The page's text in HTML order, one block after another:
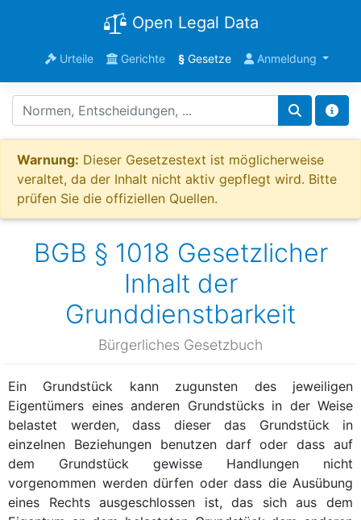
Open Legal Data
Urteile Gerichte §Gesetze Anmeldung
Warnung: Dieser Gesetzestext ist möglicherweise
veraltet, da der Inhalt nicht aktiv gepflegt wird. Bitte
prüfen Sie die offiziellen Quellen.
BGB § 1018 Gesetzlicher
Inhalt der
Grunddienstbarkeit
Bürgerliches Gesetzbuch
Ein Grundstück kann zugunsten des jeweiligen
Eigentümers eines anderen Grundstücks in der Weise
belastet werden, dass dieser das Grundstück in
einzelnen Beziehungen benutzen darf oder dass auf
dem Grundstück gewisse Handlungen nicht
vorgenommen werden dürfen oder dass die Ausübung
eines Rechts ausgeschlossen ist, das sich aus dem